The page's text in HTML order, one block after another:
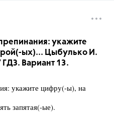
препинания: укажите
ых)... Цыбулько И.
ГДЗ. Вариант 13.
укажите цифру(-ы), на
запятая(-ые).